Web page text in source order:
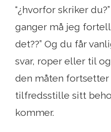
“¿hvorfor skriker
ganger må jeg
det??” Og du får
svar, roper eller til
den måten fortsetter
tilfredsstille sitt
kommer.